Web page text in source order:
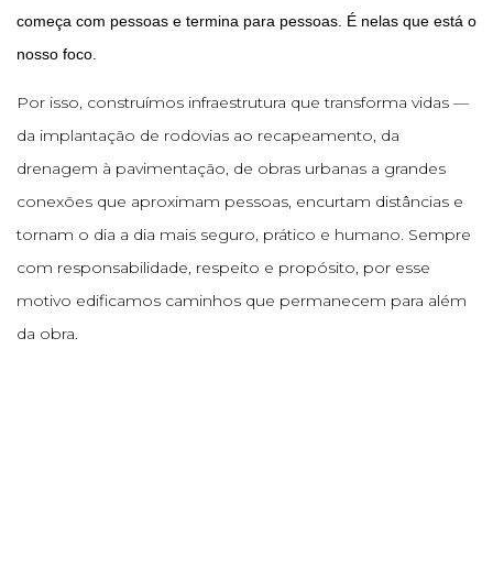
começa com pessoas e termina para pessoas. É nelas que está o
nosso foco.
Por isso, construímos infraestrutura que transforma vidas —
da implantação de rodovias ao recapeamento, da
drenagem à pavimentação, de obras urbanas a grandes
conexões que aproximam pessoas, encurtam distâncias e
tornam o dia a dia mais seguro, prático e humano. Sempre
com responsabilidade, respeito e propósito, por esse
motivo edificamos caminhos que permanecem para além
da obra.